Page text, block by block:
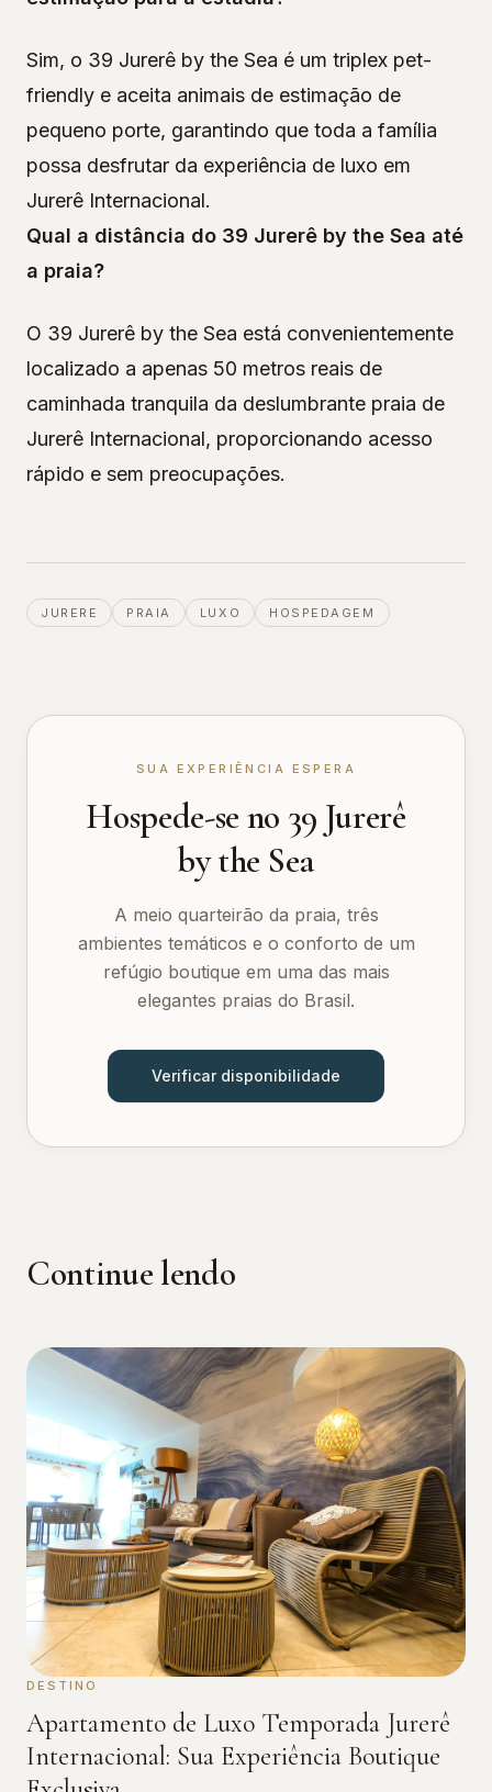
Sim, o 39 Jurerê by the Sea é um triplex pet-
friendly e aceita animais de estimação de
pequeno porte, garantindo que toda a família
possa desfrutar da experiência de luxo em
Jurerê Internacional.
Qual a distância do 39 Jurerê by the Sea até
a praia?
O 39 Jurerê by the Sea está convenientemente
localizado a apenas 50 metros reais de
caminhada tranquila da deslumbrante praia de
Jurerê Internacional, proporcionando acesso
rápido e sem preocupações.
JURERE PRAIA LUXO HOSPEDAGEM
SUA EXPERIÊNCIA ESPERA
Hospede-se no 39 Jurerê
by the Sea
A meio quarteirão da praia, três
ambientes temáticos e o conforto de um
refúgio boutique em uma das mais
elegantes praias do Brasil.
Verificar disponibilidade
Continue lendo
DESTINO
Apartamento de Luxo Temporada Jurerê
Internacional: Sua Experiência Boutique